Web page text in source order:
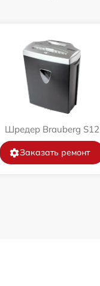
Шредер Brauberg S12
Заказать ремонт